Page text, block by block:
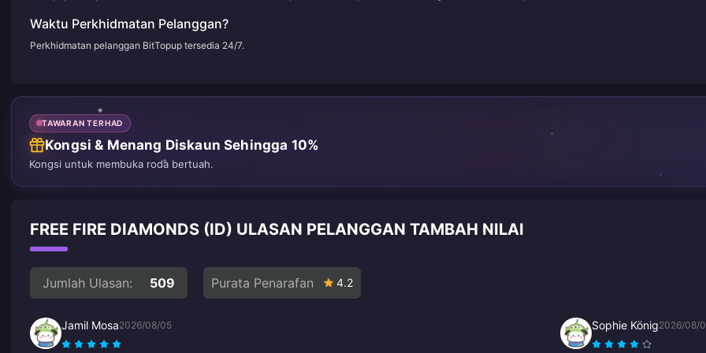
Waktu Perkhidmatan Pelanggan?
Perkhidmatan pelanggan BitTopup tersedia 24/7.
TAWARAN TERHAD
Kongsi & Menang Diskaun Sehingga 10%
Kongsi untuk membuka roda bertuah.
FREE FIRE DIAMONDS (ID) ULASAN PELANGGAN TAMBAH NILAI
Jumlah Ulasan: 509 Purata Penarafan 4.2
Jamil Mosa2026/08/05 Sophie König2026/08/